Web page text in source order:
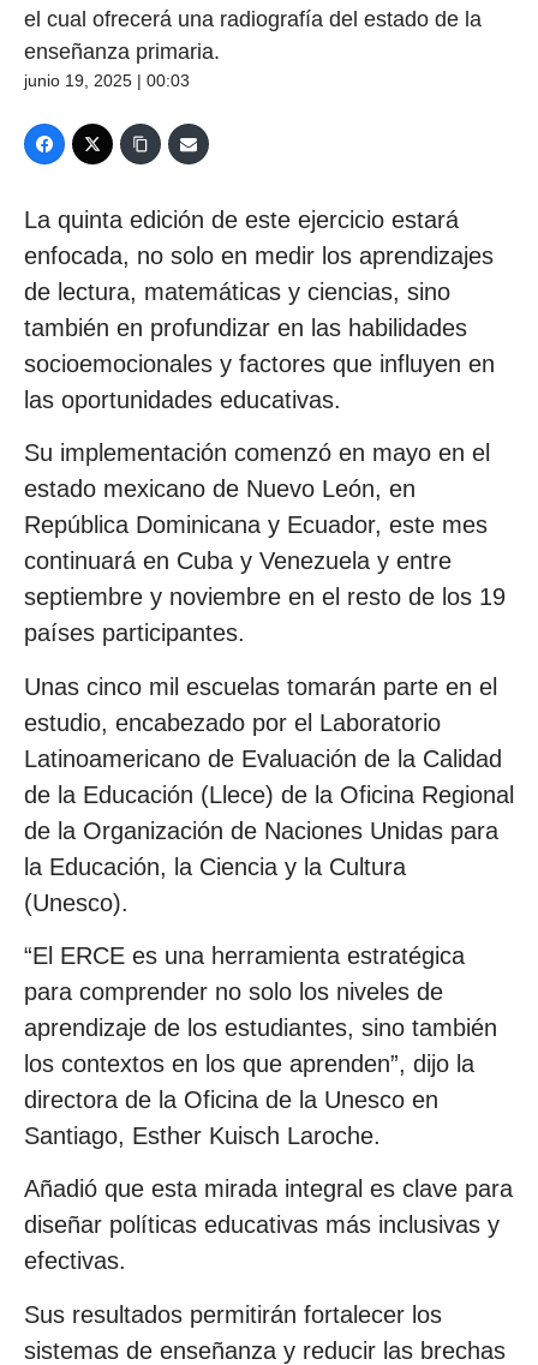
el cual ofrecerá una radiografía del estado de la
enseñanza primaria.
junio 19, 2025 | 00:03
La quinta edición de este ejercicio estará
enfocada, no solo en medir los aprendizajes
de lectura, matemáticas y ciencias, sino
también en profundizar en las habilidades
socioemocionales y factores que influyen en
las oportunidades educativas.
Su implementación comenzó en mayo en el
estado mexicano de Nuevo León, en
República Dominicana y Ecuador, este mes
continuará en Cuba y Venezuela y entre
septiembre y noviembre en el resto de los 19
países participantes.
Unas cinco mil escuelas tomarán parte en el
estudio, encabezado por el Laboratorio
Latinoamericano de Evaluación de la Calidad
de la Educación (Llece) de la Oficina Regional
de la Organización de Naciones Unidas para
la Educación, la Ciencia y la Cultura
(Unesco).
“El ERCE es una herramienta estratégica
para comprender no solo los niveles de
aprendizaje de los estudiantes, sino también
los contextos en los que aprenden”, dijo la
directora de la Oficina de la Unesco en
Santiago, Esther Kuisch Laroche.
Añadió que esta mirada integral es clave para
diseñar políticas educativas más inclusivas y
efectivas.
Sus resultados permitirán fortalecer los
sistemas de enseñanza y reducir las brechas